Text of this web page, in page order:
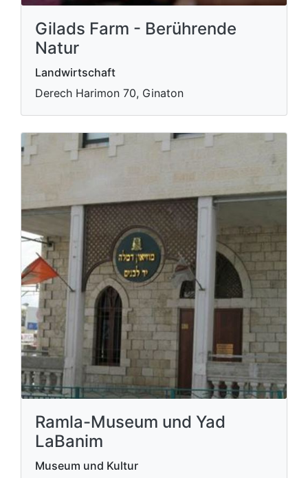
Gilads Farm - Berührende
Natur
Landwirtschaft
Derech Harimon 70, Ginaton
Ramla-Museum und Yad
LaBanim
Museum und Kultur